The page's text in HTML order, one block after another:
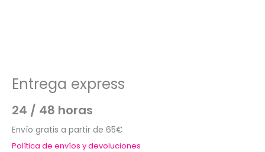
Entrega express
24 / 48 horas
Envío gratis a partir de 65€
Política de envíos y devoluciones